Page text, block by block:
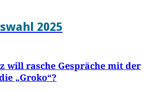
2025
will rasche Gespräche mit der
„Groko“?